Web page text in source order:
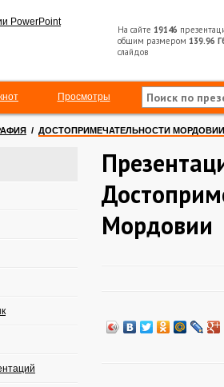
На сайте 19146
общим размером 139.96
слайдов
Просмотры
/ ДОСТОПРИМЕЧАТЕЛЬНОСТИ МОРДОВИИ
Мордовии